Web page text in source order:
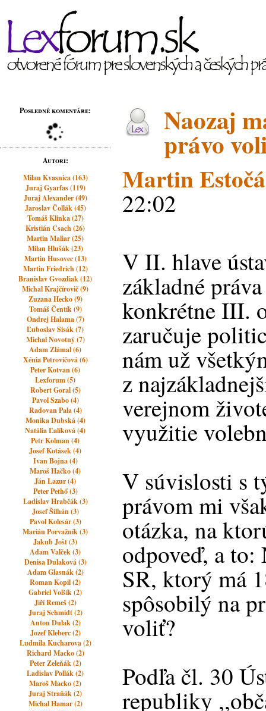
Posledné komentáre:
Autori:
Milan Kvasnica (163)
Juraj Gyarfas (119)
Juraj Alexander (49)
Jaroslav Čollák (45)
Tomáš Klinka (27)
Kristián Csach (26)
Martin Maliar (25)
Milan Hlušák (23)
Martin Husovec (13)
Martin Friedrich (12)
Branislav Gvozdiak (12)
Michal Krajčírovič (9)
Zuzana Hecko (9)
Tomáš Čentík (9)
Ondrej Halama (7)
Ľuboslav Sisák (7)
Michal Novotný (7)
Adam Zlámal (6)
Xénia Petrovičová (6)
Peter Kotvan (6)
Lexforum (5)
Robert Goral (5)
Pavol Szabo (4)
Radovan Pala (4)
Monika Dubská (4)
Natália Ľalíková (4)
Petr Kolman (4)
Josef Kotásek (4)
Ivan Bojna (4)
Maroš Hačko (4)
Ján Lazur (4)
Peter Pethő (3)
Ladislav Hrabčák (3)
Josef Šilhán (3)
Pavol Kolesár (3)
Marián Porvažník (3)
Jakub Jošt (3)
Adam Valček (3)
Denisa Dulaková (3)
Adam Glasnák (2)
Roman Kopil (2)
Gabriel Volšík (2)
Jiří Remeš (2)
Juraj Schmidt (2)
Anton Dulak (2)
Jozef Kleberc (2)
Ludmila Kucharova (2)
Richard Macko (2)
Peter Zeleňák (2)
Ladislav Pollák (2)
Maroš Macko (2)
Juraj Straňák (2)
Michal Hamar (2)
Naozaj
právo
Martin
22:02
V II. hlave
základné
konkrétne III.
zaručuje
nám už
z
verejnom
využitie
V súvislosti s
právom mi
otázka, na
odpoveď, a to:
SR, ktorý má
spôsobilý na
voliť?
Podľa čl. 30
republiky